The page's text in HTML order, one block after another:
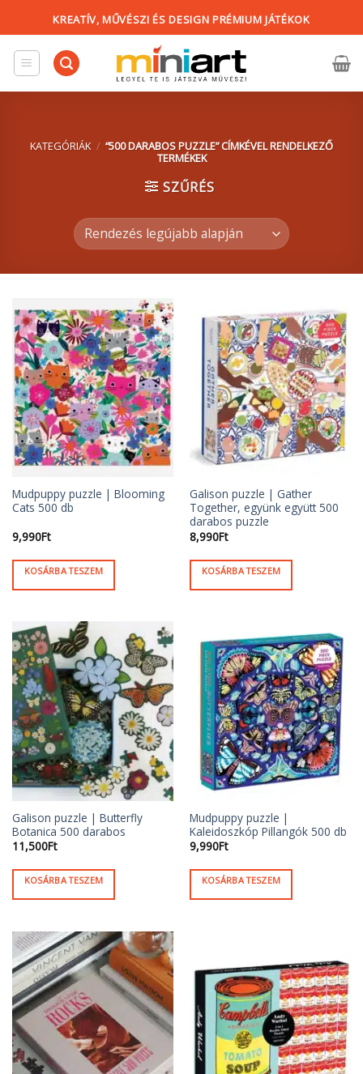
content
KREATÍV, MŰVÉSZI ÉS DESIGN PRÉMIUM JÁTÉKOK
KATEGÓRIÁK / “500 DARABOS PUZZLE” CÍMKÉVEL RENDELKEZŐ
TERMÉKEK
SZŰRÉS
Mudpuppy puzzle | Blooming
Cats 500 db
9,990Ft
KOSÁRBA TESZEM
Galison puzzle | Gather
Together, együnk együtt 500
darabos puzzle
8,990Ft
KOSÁRBA TESZEM
Galison puzzle | Butterfly
Botanica 500 darabos
11,500Ft
KOSÁRBA TESZEM
Mudpuppy puzzle |
Kaleidoszkóp Pillangók 500 db
9,990Ft
KOSÁRBA TESZEM